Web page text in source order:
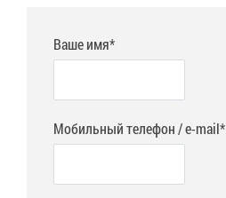
Ваше имя*
Мобильный телефон / e-mail*